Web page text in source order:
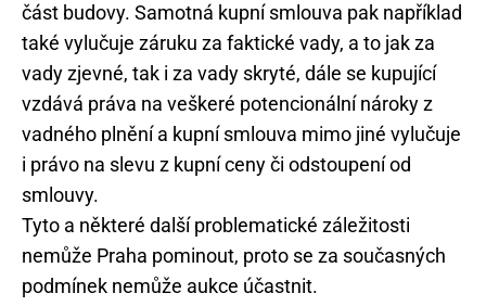
část budovy. Samotná kupní smlouva pak například
také vylučuje záruku za faktické vady, a to jak za
vady zjevné, tak i za vady skryté, dále se kupující
vzdává práva na veškeré potencionální nároky z
vadného plnění a kupní smlouva mimo jiné vylučuje
i právo na slevu z kupní ceny či odstoupení od
smlouvy.
Tyto a některé další problematické záležitosti
nemůže Praha pominout, proto se za současných
podmínek nemůže aukce účastnit.